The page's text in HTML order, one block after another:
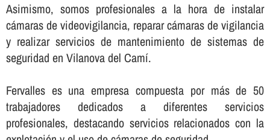
Asimismo, somos profesionales a la hora de instalar
cámaras de videovigilancia, reparar cámaras de vigilancia
y realizar servicios de mantenimiento de sistemas de
seguridad en Vilanova del Camí.
Fervalles es una empresa compuesta por más de 50
trabajadores dedicados a diferentes servicios
profesionales, destacando servicios relacionados con la